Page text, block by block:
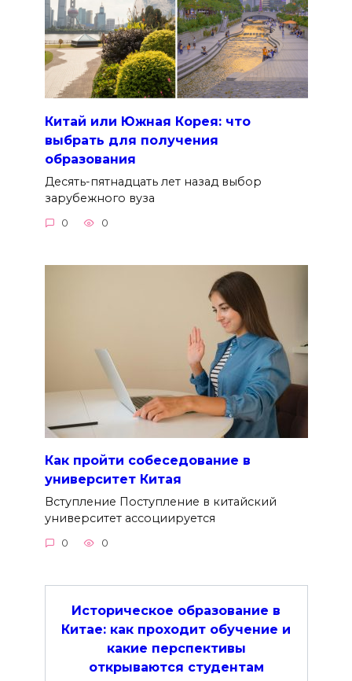
Китай или Южная Корея: что
выбрать для получения
образования
Десять-пятнадцать лет назад выбор
зарубежного вуза
0 0
Как пройти собеседование в
университет Китая
Вступление Поступление в китайский
университет ассоциируется
0 0
Историческое образование в
Китае: как проходит обучение и
какие перспективы
открываются студентам